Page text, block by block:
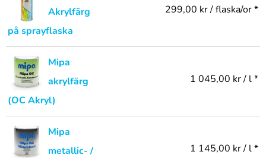
Akrylfärg
på sprayflaska
299,00 kr / flaska/or *
Mipa
akrylfärg
(OC Akryl)
1 045,00 kr / l *
Mipa
metallic- /
1 145,00 kr / l *